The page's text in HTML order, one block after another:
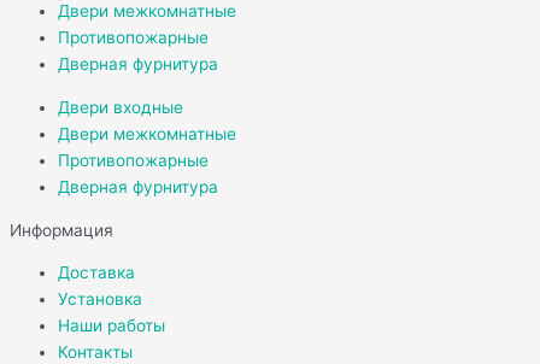
Двери межкомнатные
Противопожарные
Дверная фурнитура
Двери входные
Двери межкомнатные
Противопожарные
Дверная фурнитура
Информация
Доставка
Установка
Наши работы
Контакты